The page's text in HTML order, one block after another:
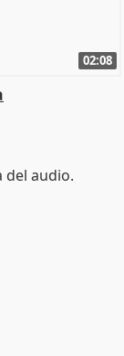
02:08